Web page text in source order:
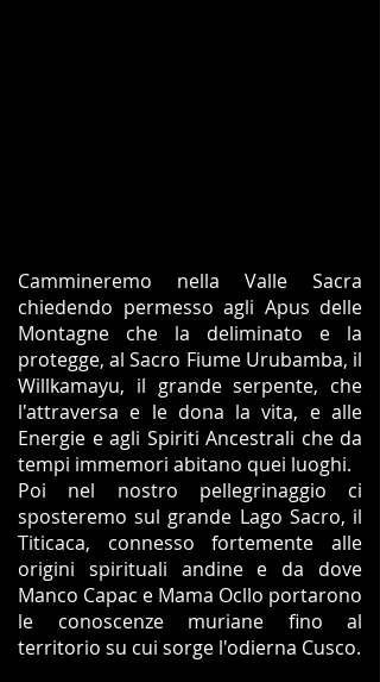
Cammineremo nella Valle Sacra
chiedendo permesso agli Apus delle
Montagne che la deliminato e la
protegge, al Sacro Fiume Urubamba, il
Willkamayu, il grande serpente, che
l'attraversa e le dona la vita, e alle
Energie e agli Spiriti Ancestrali che da
tempi immemori abitano quei luoghi.
Poi nel nostro pellegrinaggio ci
sposteremo sul grande Lago Sacro, il
Titicaca, connesso fortemente alle
origini spirituali andine e da dove
Manco Capac e Mama Ocllo portarono
le conoscenze muriane fino al
territorio su cui sorge l'odierna Cusco.